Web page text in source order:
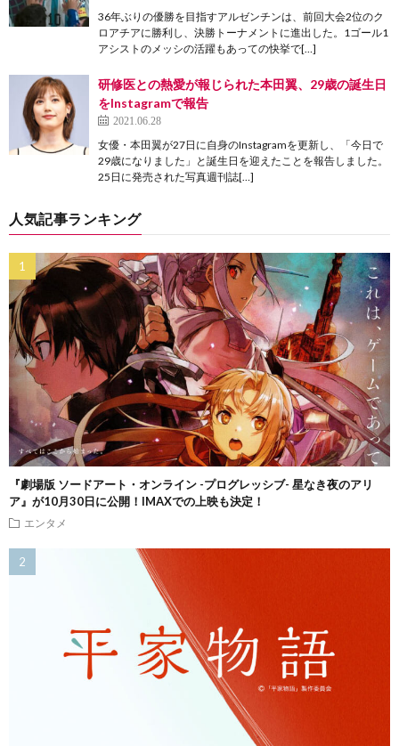
36年ぶりの優勝を目指すアルゼンチンは、前回大会2位のク
ロアチアに勝利し、決勝トーナメントに進出した。1ゴール1
アシストのメッシの活躍もあっての快挙で[…]
研修医との熱愛が報じられた本田翼、29歳の誕生日
をInstagramで報告
2021.06.28
女優・本田翼が27日に自身のInstagramを更新し、「今日で
29歳になりました」と誕生日を迎えたことを報告しました。
25日に発売された写真週刊誌[…]
人気記事ランキング
『劇場版 ソードアート・オンライン -プログレッシブ- 星なき夜のアリ
ア』が10月30日に公開！IMAXでの上映も決定！
エンタメ